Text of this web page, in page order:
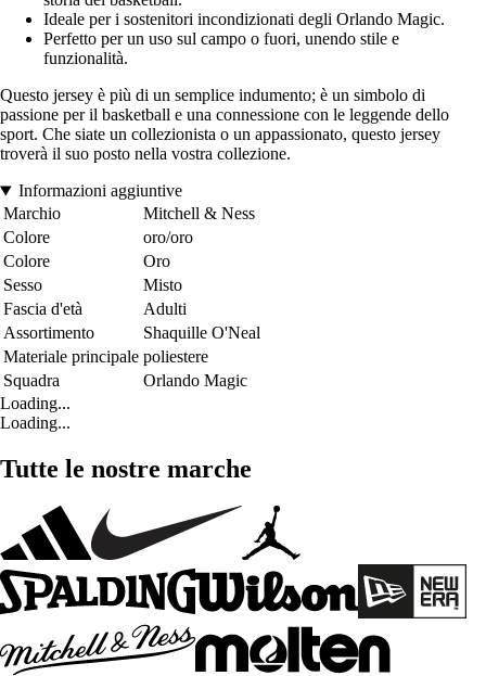
Ideale per i sostenitori incondizionati degli Orlando Magic.
Perfetto per un uso sul campo o fuori, unendo stile e
funzionalità.
Questo jersey è più di un semplice indumento; è un simbolo di
passione per il basketball e una connessione con le leggende dello
sport. Che siate un collezionista o un appassionato, questo jersey
troverà il suo posto nella vostra collezione.
Informazioni aggiuntive
Marchio
Mitchell & Ness
Colore
oro/oro
Colore
Oro
Sesso
Misto
Fascia d'età
Adulti
Assortimento
Shaquille O'Neal
Materiale principale poliestere
Squadra
Orlando Magic
Loading...
Loading...
Tutte le nostre marche